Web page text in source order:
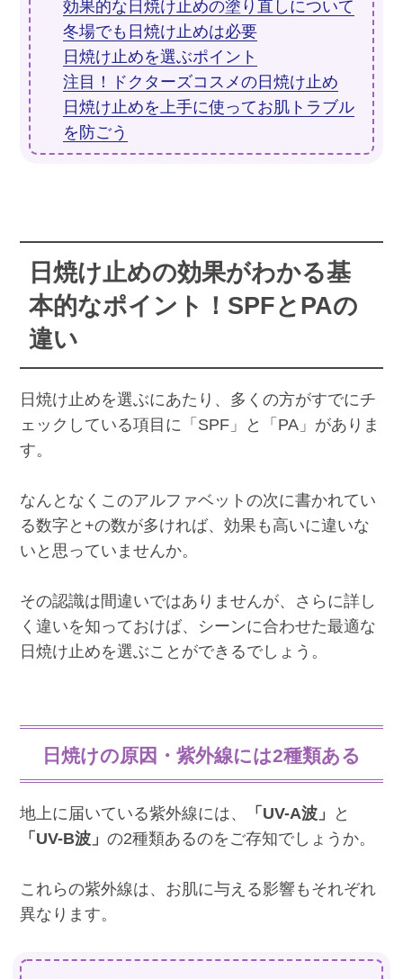
効果的な日焼け止めの塗り直しについて
冬場でも日焼け止めは必要
日焼け止めを選ぶポイント
注目！ドクターズコスメの日焼け止め
日焼け止めを上手に使ってお肌トラブル
を防ごう
日焼け止めの効果がわかる基
本的なポイント！SPFとPAの
違い
日焼け止めを選ぶにあたり、多くの方がすでにチ
ェックしている項目に「SPF」と「PA」がありま
す。
なんとなくこのアルファベットの次に書かれてい
る数字と+の数が多ければ、効果も高いに違いな
いと思っていませんか。
その認識は間違いではありませんが、さらに詳し
く違いを知っておけば、シーンに合わせた最適な
日焼け止めを選ぶことができるでしょう。
日焼けの原因・紫外線には2種類ある
地上に届いている紫外線には、 「UV-A波」
と
「UV-B波」 の2種類あるのをご存知でしょうか。
これらの紫外線は、お肌に与える影響もそれぞれ
異なります。